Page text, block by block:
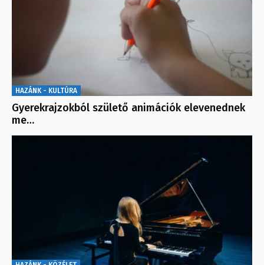
HAZÁNK - KULTÚRA
Gyerekrajzokból születő animációk elevenednek
me…